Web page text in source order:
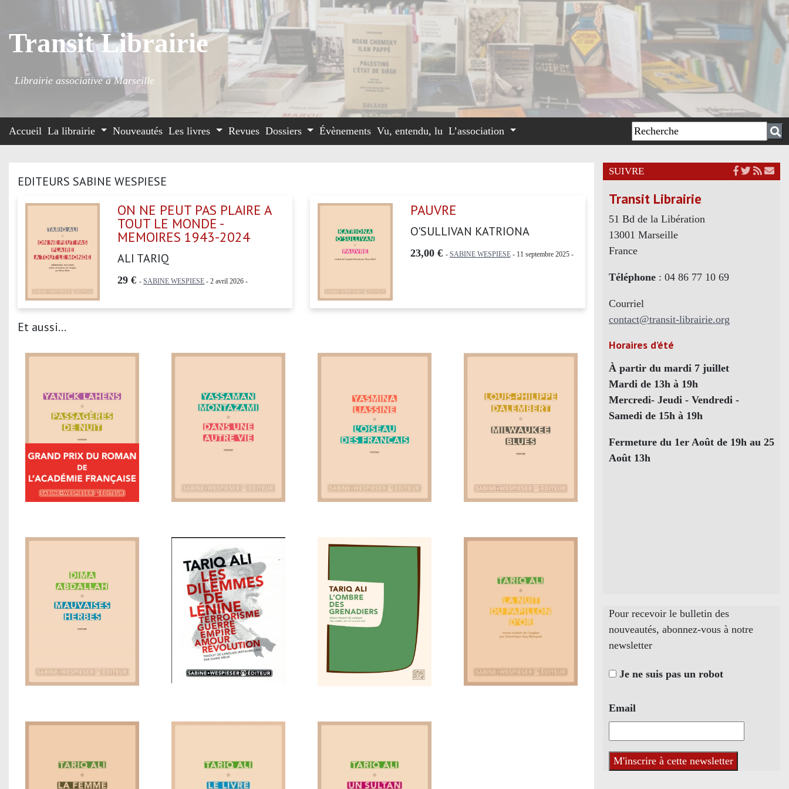
Transit Librairie
Librairie associative à Marseille
Accueil La librairie Nouveautés Les livres Revues Dossiers Évènements Vu, entendu, lu L’association
EDITEURS SABINE WESPIESE
ON NE PEUT PAS PLAIRE A
TOUT LE MONDE -
MEMOIRES 1943-2024
ALI TARIQ
29 € -SABINE WESPIESE - 2 avril 2026 -
PAUVRE
O'SULLIVAN KATRIONA
23,00 € - SABINE WESPIESE- 11 septembre 2025 -
Et aussi...
SUIVRE
Transit Librairie
51 Bd de la Libération
13001 Marseille
France
Téléphone: 04 86 77 10 69
Courriel
contact@transit-librairie.org
Horaires d’été
À partir du mardi 7 juillet
Mardi de 13h à 19h
Mercredi- Jeudi - Vendredi -
Samedi de 15h à 19h
Fermeture du 1er Août de 19h au 25
Août 13h
Pour recevoir le bulletin des
nouveautés, abonnez-vous à notre
newsletter
Je ne suis pas un robot
Email